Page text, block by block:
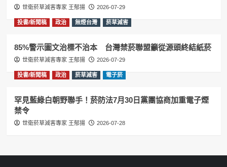
世衛菸草減害專家 王郁揚 2026-07-29
投書/新聞稿 政治 無煙台灣 菸草減害
85%警示圖文治標不治本 台灣禁菸聯盟籲從源頭終結紙菸
世衛菸草減害專家 王郁揚 2026-07-29
投書/新聞稿 政治 菸草減害 電子菸
罕見藍綠白朝野聯手！菸防法7月30日黨團協商加重電子煙
禁令
世衛菸草減害專家 王郁揚 2026-07-28